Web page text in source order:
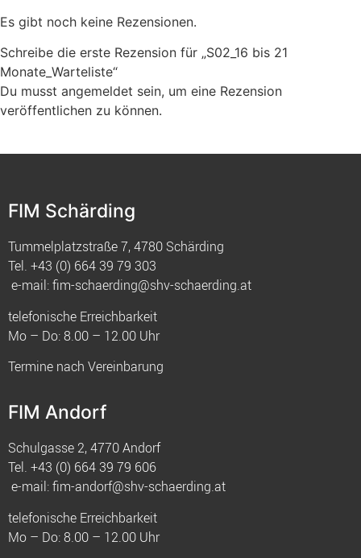
Es gibt noch keine Rezensionen.
Schreibe die erste Rezension für „S02_16 bis 21
Monate_Warteliste“
Du musst angemeldet sein, um eine Rezension
veröffentlichen zu können.
FIM Schärding
Tummelplatzstraße 7, 4780 Schärding
Tel. +43 (0) 664 39 79 303
e-mail:fim-schaerding@shv-schaerding.at
telefonische Erreichbarkeit
Mo – Do: 8.00 – 12.00 Uhr
Termine nach Vereinbarung
FIM Andorf
Schulgasse 2, 4770 Andorf
Tel. +43 (0) 664 39 79 606
e-mail:fim-andorf@shv-schaerding.at
telefonische Erreichbarkeit
Mo – Do: 8.00 – 12.00 Uhr